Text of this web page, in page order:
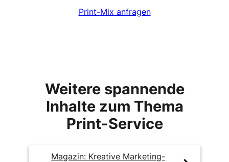
Print-Mix anfragen
Weitere spannende
Inhalte zum Thema
Print-Service
Magazin: Kreative Marketing-